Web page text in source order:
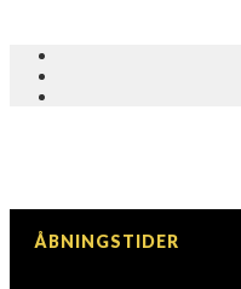
ÅBNINGSTIDER